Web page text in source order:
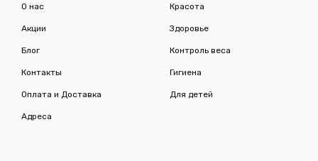
О нас
Акции
Блог
Контакты
Оплата и Доставка
Адреса
Красота
Здоровье
Контроль веса
Гигиена
Для детей